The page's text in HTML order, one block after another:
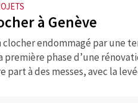
à Genève
clocher endommagé par une
première phase d’une
part à des messes, avec la